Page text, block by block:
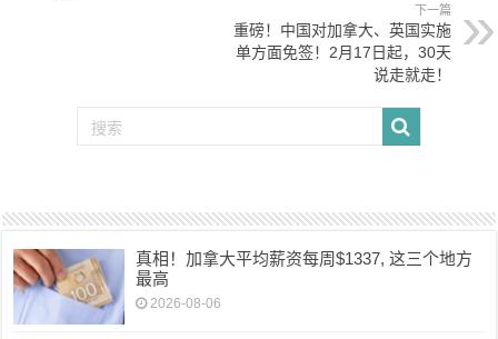
下一篇
重磅！中国对加拿大、英国实施
单方面免签！2月17日起，30天
说走就走！
真相！加拿大平均薪资每周$1337, 这三个地方
最高
2026-08-06